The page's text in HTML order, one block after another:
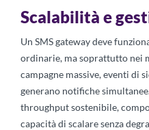
Scalabilità e
Un SMS gateway deve
ordinarie, ma soprattutto nei
campagne massive, eventi di
generano notifiche
throughput sostenibile,
capacità di scalare senza